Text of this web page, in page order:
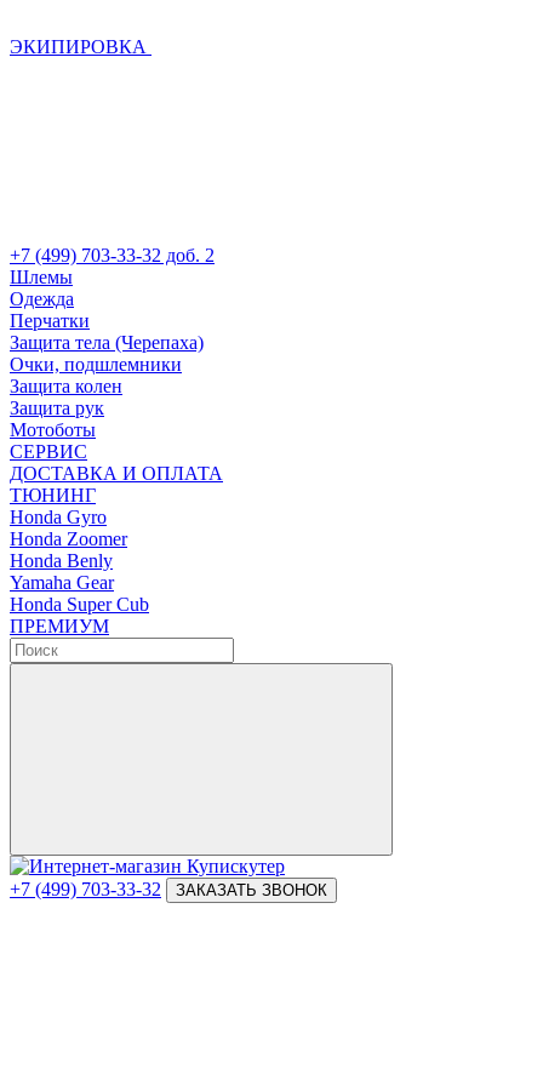
ЭКИПИРОВКА
+7 (499) 703-33-32 доб. 2
Шлемы
Одежда
Перчатки
Защита тела (Черепаха)
Очки, подшлемники
Защита колен
Защита рук
Мотоботы
СЕРВИС
ДОСТАВКА И ОПЛАТА
ТЮНИНГ
Honda Gyro
Honda Zoomer
Honda Benly
Yamaha Gear
Honda Super Cub
ПРЕМИУМ
+7 (499) 703-33-32 ЗАКАЗАТЬ ЗВОНОК